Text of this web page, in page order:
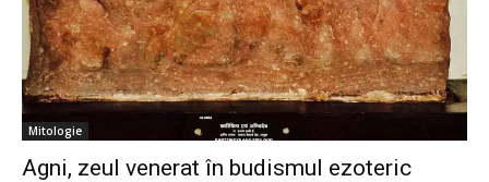
Mitologie
Agni, zeul venerat în budismul ezoteric